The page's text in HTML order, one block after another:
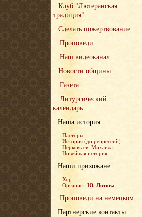
Клуб "Лютеранская
традиция"
Сделать пожертвование
Проповеди
Наш видеоканал
Новости общины
Газета
Литургический
календарь
Наша история
Пасторы
История (до репрессий)
Церковь св. Михаила
Новейшая история
Наши прихожане
Хор
Органист Ю. Лотова
Проповеди на немецком
Партнерские контакты